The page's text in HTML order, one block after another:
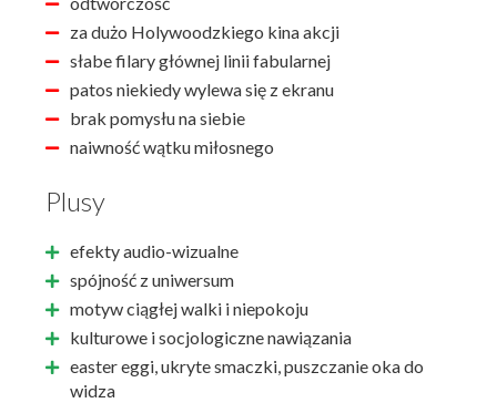
za dużo Holywoodzkiego kina akcji
słabe filary głównej linii fabularnej
patos niekiedy wylewa się z ekranu
brak pomysłu na siebie
naiwność wątku miłosnego
Plusy
efekty audio-wizualne
spójność z uniwersum
motyw ciągłej walki i niepokoju
kulturowe i socjologiczne nawiązania
easter eggi, ukryte smaczki, puszczanie oka do
widza